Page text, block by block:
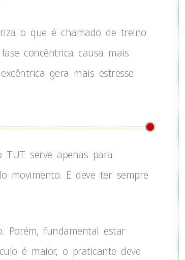
o que é chamado de treino
concêntrica causa mais
gera mais estresse
serve apenas para
movimento. E deve ter sempre
Porém, fundamental estar
é maior, o praticante deve